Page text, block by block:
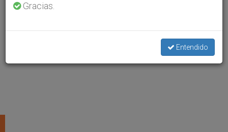
Gracias.
Entendido